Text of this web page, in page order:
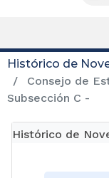
Histórico de
Consejo de
Subsección C -
Histórico de